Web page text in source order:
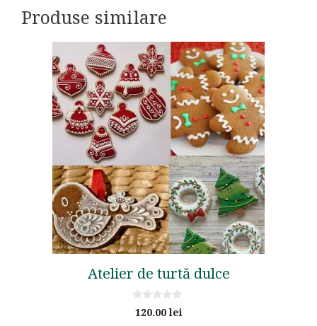
Produse similare
Atelier de turtă dulce
0
o120.00lei